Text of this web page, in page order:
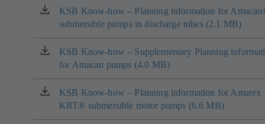
novom
okne)
KSB Know-how – Planning information for
submersible pumps in discharge tubes (2.1 MB)
(otvára
sa
v
novom
okne)
KSB Know-how – Supplementary Planning
for Amacan pumps (4.0 MB)
(otvára
sa
v
novom
okne)
KSB Know-how – Planning information for Amarex
KRT® submersible motor pumps (6.6 MB)
(otvára
sa
v